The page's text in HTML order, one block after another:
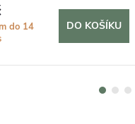
do 14
DO KOŠÍKU